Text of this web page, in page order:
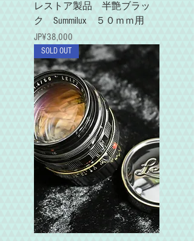
レストア製品 半艶ブラッ
ク Summilux ５０ｍｍ用
가격
JP¥38,000
SOLD OUT